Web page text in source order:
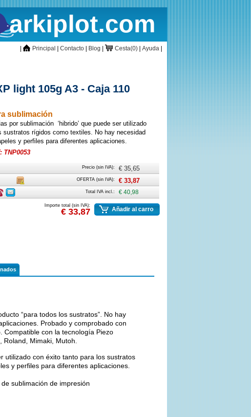
arkiplot.com
inicioPrincipal Contacto Blog CestaCesta(0) Ayuda
light 105g A3 - Caja 110
sublimación
por sublimación ‘hibrido’ que puede ser utilizado
sustratos rígidos como textiles. No hay necesidad
y perfiles para diferentes aplicaciones.
TNP0053
Precio (sin IVA): € 35,65
Caja OFERTA (sin IVA): € 33,87
Consulte
ofertas
Total IVA incl.: € 40,98
Importe total (sin IVA):
€ 33,87 Añadir al carro
“para todos los sustratos”. No hay
Probado y comprobado con
Compatible con la tecnología Piezo
Mimaki, Mutoh.
utilizado con éxito tanto para los sustratos
y perfiles para diferentes aplicaciones.
sublimación de impresión